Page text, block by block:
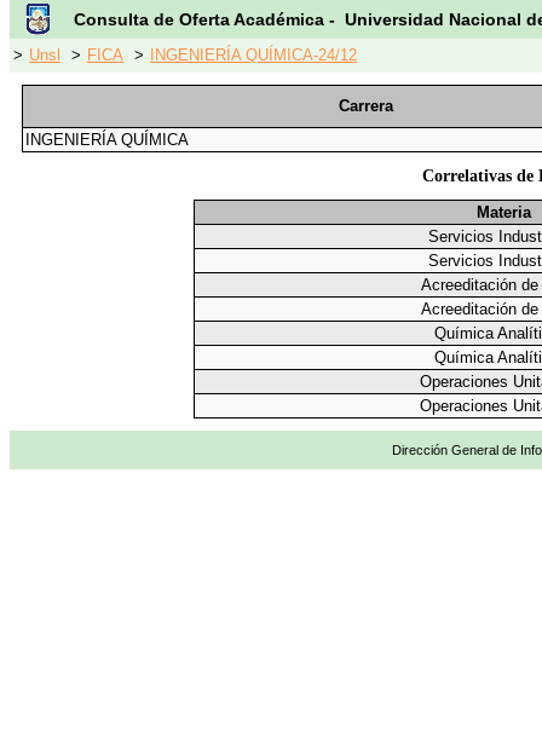
Consulta de Oferta Académica - Universidad Nacional
> Unsl > FICA > INGENIERÍA QUÍMICA-24/12
Carrera
INGENIERÍA QUÍMICA
Correlativas de
Materia
Servicios
Servicios
Acreeditación
Acreeditación
Química
Química
Operaciones
Operaciones
Dirección General de